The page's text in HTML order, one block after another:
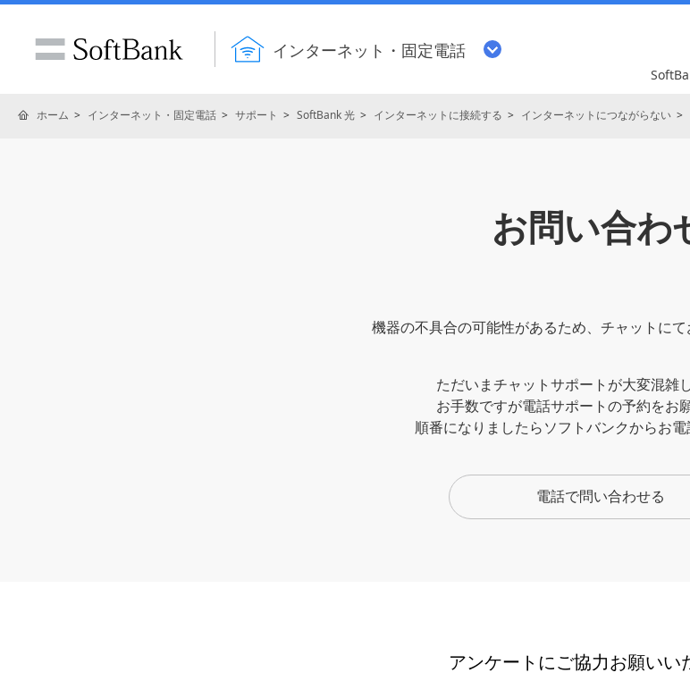
インターネット・固定電話
ホーム インターネット・固定電話 サポート SoftBank 光 インターネットに接続する インターネットにつながらない
お問い合わ
機器の不具合の可能性があるため、チャットに
ただいまチャットサポートが大変混雑
お手数ですが電話サポートの予約をお
順番になりましたらソフトバンクからお電
電話で問い合わせる
アンケートにご協力お願いい